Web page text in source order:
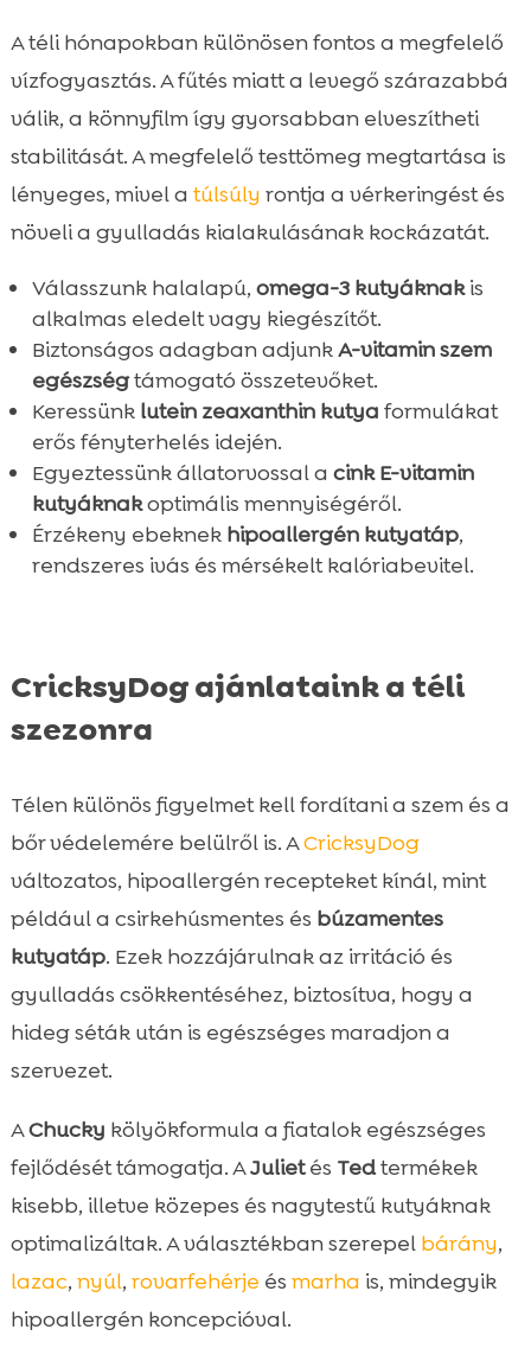
A téli hónapokban különösen fontos a megfelelő
vízfogyasztás. A fűtés miatt a levegő szárazabbá
válik, a könnyfilm így gyorsabban elveszítheti
stabilitását. A megfelelő testtömeg megtartása is
lényeges, mivel a túlsúly rontja a vérkeringést és
növeli a gyulladás kialakulásának kockázatát.
Válasszunk halalapú, omega-3 kutyáknakis
alkalmas eledelt vagy kiegészítőt.
Biztonságos adagban adjunkA-vitamin szem
egészségtámogató összetevőket.
Keressünk lutein zeaxanthin kutya formulákat
erős fényterhelés idején.
Egyeztessünk állatorvossal a cink E-vitamin
kutyáknakoptimális mennyiségéről.
Érzékeny ebeknek hipoallergén kutyatáp,
rendszeres ivás és mérsékelt kalóriabevitel.
CricksyDog ajánlataink a téli
szezonra
Télen különös figyelmet kell fordítani a szem és a
bőr védelemére belülről is. ACricksyDog
változatos, hipoallergén recepteket kínál, mint
például a csirkehúsmentes és búzamentes
kutyatáp. Ezek hozzájárulnak az irritáció és
gyulladás csökkentéséhez, biztosítva, hogy a
hideg séták után is egészséges maradjon a
szervezet.
AChucky kölyökformula a fiatalok egészséges
fejlődését támogatja. AJulietés Tedtermékek
kisebb, illetve közepes és nagytestű kutyáknak
optimalizáltak. A választékban szerepel bárány,
lazac, nyúl, rovarfehérje és marha is, mindegyik
hipoallergén koncepcióval.